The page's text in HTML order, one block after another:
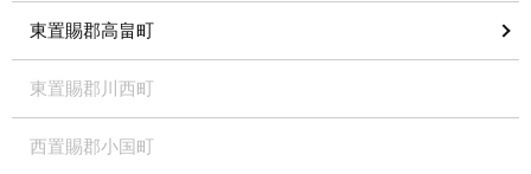
東置賜郡高畠町
東置賜郡川西町
西置賜郡小国町